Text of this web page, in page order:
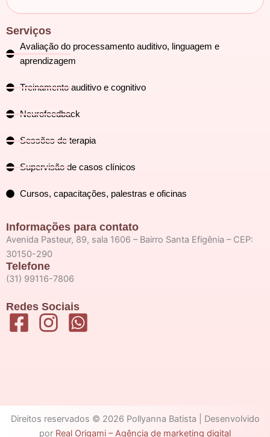
Serviços
Avaliação do processamento auditivo, linguagem e
aprendizagem
Treinamento auditivo e cognitivo
Neurofeedback
Sessões de terapia
Supervisão de casos clínicos
Cursos, capacitações, palestras e oficinas
Informações para contato
Avenida Pasteur, 89, sala 1606 – Bairro Santa Efigênia – CEP:
30150-290
Telefone
(31) 99116-7806
Redes Sociais
Direitos reservados © 2026 Pollyanna Batista | Desenvolvido
por Real Origami – Agência de marketing digital